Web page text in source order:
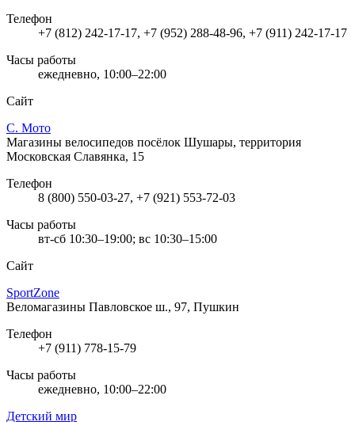
Телефон
+7 (812) 242-17-17, +7 (952) 288-48-96, +7 (911) 242-17-17
Часы работы
ежедневно, 10:00–22:00
Сайт
С. Мото
Магазины велосипедов посёлок Шушары, территория
Московская Славянка, 15
Телефон
8 (800) 550-03-27, +7 (921) 553-72-03
Часы работы
вт-сб 10:30–19:00; вс 10:30–15:00
Сайт
SportZone
Веломагазины Павловское ш., 97, Пушкин
Телефон
+7 (911) 778-15-79
Часы работы
ежедневно, 10:00–22:00
Детский мир